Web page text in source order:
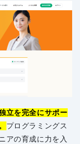
立を完全にサポー
プログラミングス
アの育成に力を入